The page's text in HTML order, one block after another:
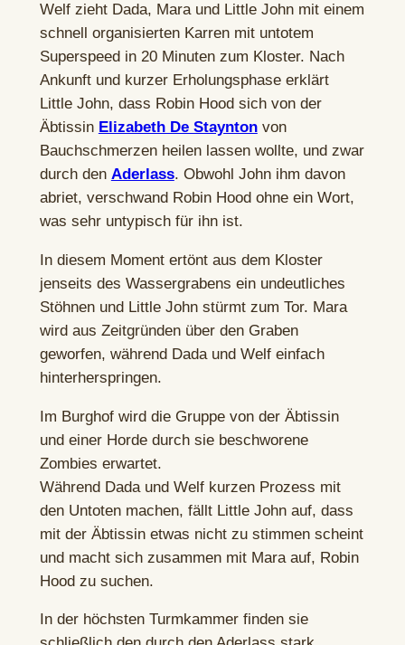
Welf zieht Dada, Mara und Little John mit einem
schnell organisierten Karren mit untotem
Superspeed in 20 Minuten zum Kloster. Nach
Ankunft und kurzer Erholungsphase erklärt
Little John, dass Robin Hood sich von der
Äbtissin Elizabeth De Stayntonvon
Bauchschmerzen heilen lassen wollte, und zwar
durch den Aderlass. Obwohl John ihm davon
abriet, verschwand Robin Hood ohne ein Wort,
was sehr untypisch für ihn ist.
In diesem Moment ertönt aus dem Kloster
jenseits des Wassergrabens ein undeutliches
Stöhnen und Little John stürmt zum Tor. Mara
wird aus Zeitgründen über den Graben
geworfen, während Dada und Welf einfach
hinterherspringen.
Im Burghof wird die Gruppe von der Äbtissin
und einer Horde durch sie beschworene
Zombies erwartet.
Während Dada und Welf kurzen Prozess mit
den Untoten machen, fällt Little John auf, dass
mit der Äbtissin etwas nicht zu stimmen scheint
und macht sich zusammen mit Mara auf, Robin
Hood zu suchen.
In der höchsten Turmkammer finden sie